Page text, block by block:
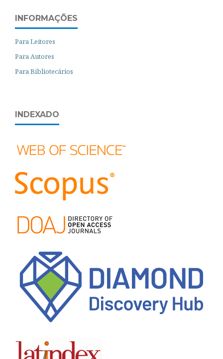
INFORMAÇÕES
Para Leitores
Para Autores
Para Bibliotecários
INDEXADO